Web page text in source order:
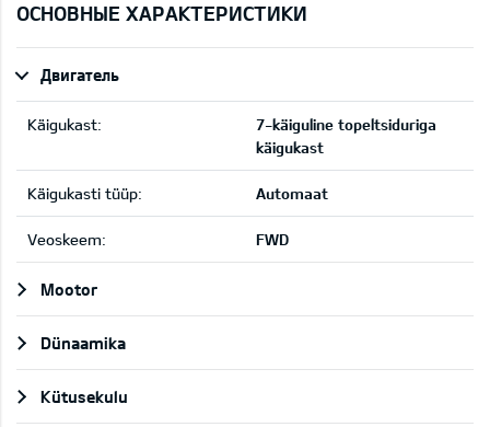
ОСНОВНЫЕ ХАРАКТЕРИСТИКИ
Двигатель
Käigukast:
7-käiguline topeltsiduriga
käigukast
Käigukasti tüüp: Automaat
Veoskeem: FWD
Mootor
Dünaamika
Kütusekulu